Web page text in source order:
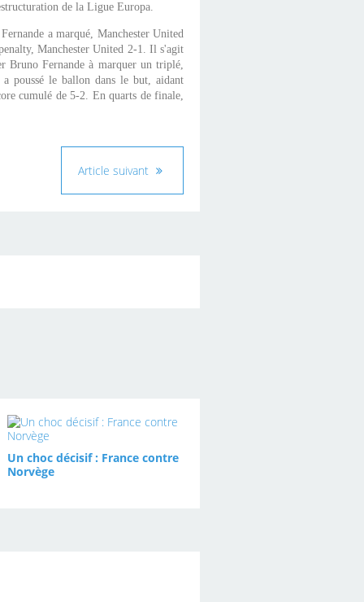
de la Ligue Europa.
a marqué, Manchester United
Manchester United 2-1. Il s'agit
Bruno Fernande à marquer un triplé,
a poussé le ballon dans le but, aidant
cumulé de 5-2. En quarts de finale,
Article suivant
Un choc décisif : France contre
Norvège